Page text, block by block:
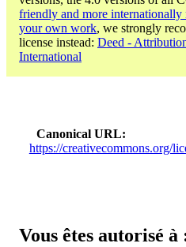
friendly and more internationally
your own work, we strongly
license instead: Deed -
International
Canonical URL
https://creativecommons.org/
Vous êtes autorisé à